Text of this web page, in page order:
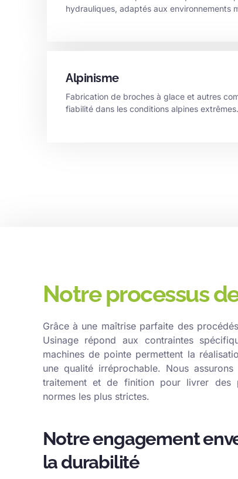
hydrauliques, adaptés aux environnements
Alpinisme
Fabrication de broches à glace et autres
fiabilité dans les conditions alpines extrêmes.
Notre processus
Grâce à une maîtrise parfaite des
Usinage répond aux contraintes
machines de pointe permettent la
une qualité irréprochable. Nous
traitement et de finition pour livrer des
normes les plus strictes.
Notre engagement
la durabilité